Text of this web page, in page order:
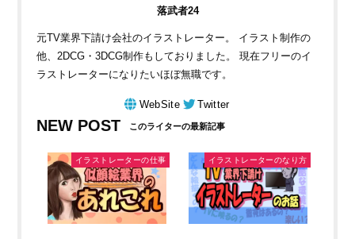
落武者24
元TV業界下請け会社のイラストレーター。 イラスト制作の
他、2DCG・3DCG制作もしておりました。 現在フリーのイ
ラストレーターになりたいほぼ無職です。
WebSite Twitter
NEW POST
イラストレーターの仕事 イラストレーターのなり方